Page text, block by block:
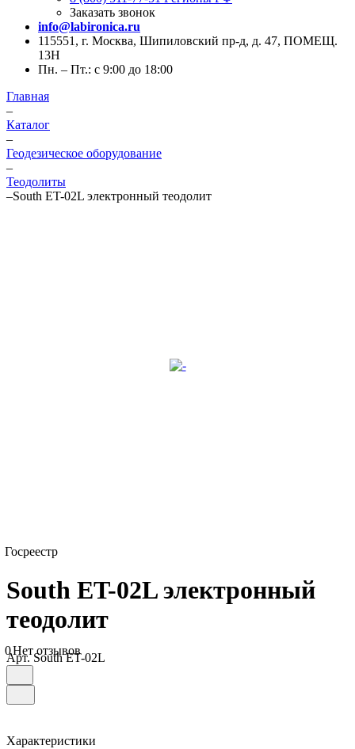
Заказать звонок
info@labironica.ru
115551, г. Москва, Шипиловский пр-д, д. 47, ПОМЕЩ.
13Н
Пн. – Пт.: с 9:00 до 18:00
Главная
–
Каталог
–
Геодезическое оборудование
–
Теодолиты
–South ET-02L электронный теодолит
Госреестр
South ET-02L электронный
теодолит
0Нет отзывов
Арт.South ET-02L
Характеристики